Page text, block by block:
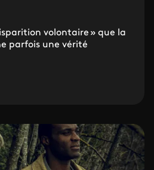
volontaire » que la
parfois une vérité